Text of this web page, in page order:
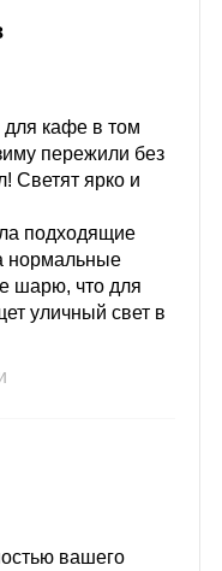
для кафе в том
пережили без
Светят ярко и
подходящие
нормальные
шарю, что для
уличный свет в
вашего